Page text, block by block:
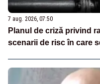
7 aug. 2026, 07:50
Planul de criză privind
scenarii de risc în care